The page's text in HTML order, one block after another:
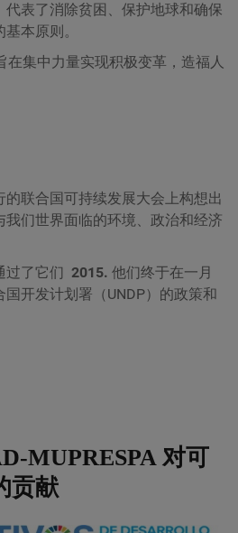
代表了消除贫困、保护地球和确保
本原则。
在集中力量实现积极变革，造福人
联合国可持续发展大会上构想出
我们世界面临的环境、政治和经济
过了它们 2015. 他们终于在一月
国开发计划署（UNDP）的政策和
MUPRESPA 对可
贡献